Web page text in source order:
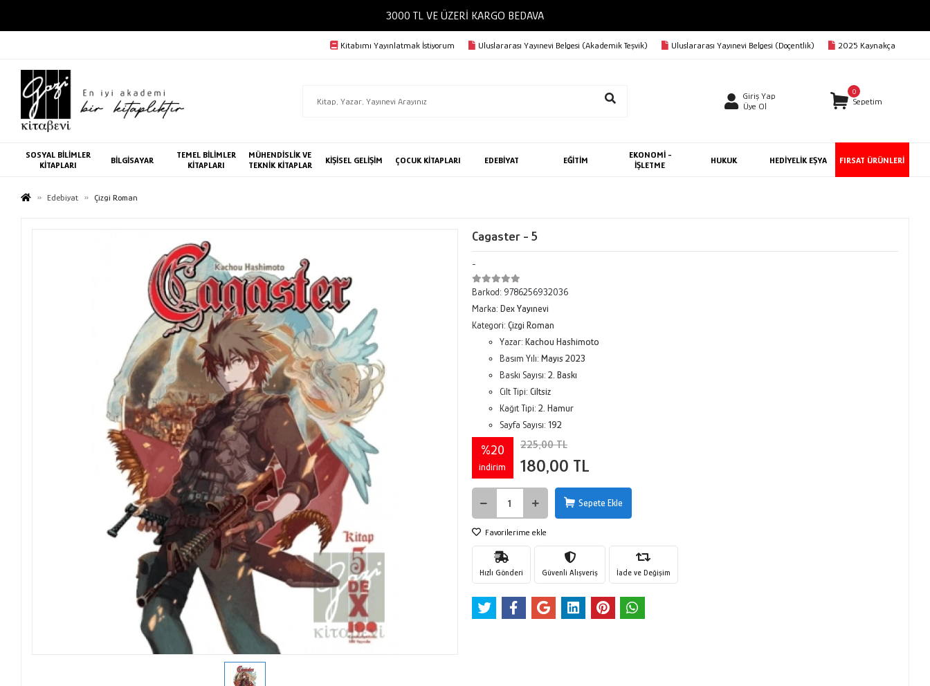
3000 TL VE ÜZERİ KARGO BEDAVA
Kitabımı Yayınlatmak İstiyorum Uluslararası Yayınevi Belgesi (Akademik Teşvik) Uluslararası Yayınevi Belgesi (Doçentlik) 2025 Kaynakça
Giriş Yap
Üye Ol
0
Sepetim
SOSYAL BİLİMLER
KİTAPLARI
BİLGİSAYAR
TEMEL BİLİMLER
KİTAPLARI
MÜHENDİSLİK VE
TEKNİK KİTAPLAR
KİŞİSEL GELİŞİM ÇOCUK KİTAPLARI EDEBİYAT EĞİTİM
EKONOMİ -
İŞLETME
HUKUK HEDİYELİK EŞYA FIRSAT ÜRÜNLERİ
Edebiyat Çizgi Roman
Cagaster - 5
-
Barkod: 9786256932036
Marka: Dex Yayınevi
Kategori: Çizgi Roman
Yazar: Kachou Hashimoto
Basım Yılı: Mayıs 2023
Baskı Sayısı: 2. Baskı
Cilt Tipi: Ciltsiz
Kağıt Tipi: 2. Hamur
Sayfa Sayısı: 192
%20
indirim
225,00 TL
180,00 TL
Sepete Ekle
Favorilerime ekle
Hızlı Gönderi Güvenli Alışveriş İade ve Değişim